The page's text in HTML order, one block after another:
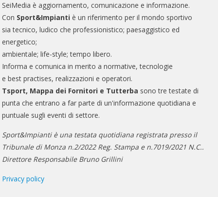
SeiMedia è aggiornamento, comunicazione e informazione.
Con Sport&Impianti è un riferimento per il mondo sportivo
sia tecnico, ludico che professionistico; paesaggistico ed
energetico;
ambientale; life-style; tempo libero.
Informa e comunica in merito a normative, tecnologie
e best practises, realizzazioni e operatori.
Tsport, Mappa dei Fornitori e Tutterba sono tre testate di
punta che entrano a far parte di un'informazione quotidiana e
puntuale sugli eventi di settore.
Sport&Impianti è una testata quotidiana registrata presso il
Tribunale di Monza n.2/2022 Reg. Stampa e n.7019/2021 N.C..
Direttore Responsabile Bruno Grillini
Privacy policy